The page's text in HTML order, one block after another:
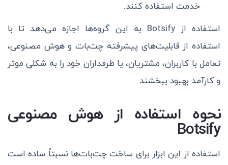
خدمت استفاده کنند.
استفاده از Botsify به این گروه‌ها اجازه می‌دهد تا با
استفاده از قابلیت‌های پیشرفته چت‌بات و هوش مصنوعی،
تعامل با کاربران، مشتریان، یا طرفداران خود را به شکلی موثر
و کارآمد بهبود ببخشند.
نحوه استفاده از هوش مصنوعی
Botsify
استفاده از این ابزار برای ساخت چت‌بات‌ها نسبتاً ساده است